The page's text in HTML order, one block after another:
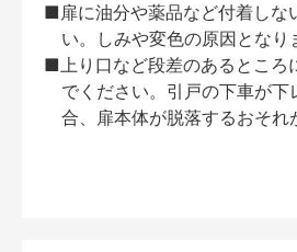
■扉に油分や薬品など付着しな
い。しみや変色の原因となり
■上り口など段差のあるところ
でください。引戸の下車が下
合、扉本体が脱落するおそれ